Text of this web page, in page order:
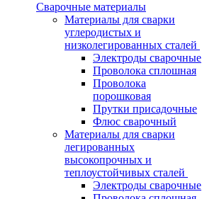
Сварочные материалы
Материалы для сварки
углеродистых и
низколегированных сталей
Электроды сварочные
Проволока сплошная
Проволока
порошковая
Прутки присадочные
Флюс сварочный
Материалы для сварки
легированных
высокопрочных и
теплоустойчивых сталей
Электроды сварочные